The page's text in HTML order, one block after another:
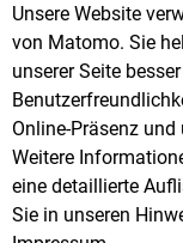
bekommen“,
Knecht. „Die
gesamte
Unser Ziel ist es
und
In der
Unsere Website
von Matomo. Sie
unserer Seite
Online-Präsenz
Weitere
eine detaillierte
Sie in unseren